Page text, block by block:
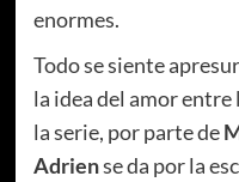
enormes.
Todo se siente
la idea del amor entre
la serie, por parte de
Adriense da por la